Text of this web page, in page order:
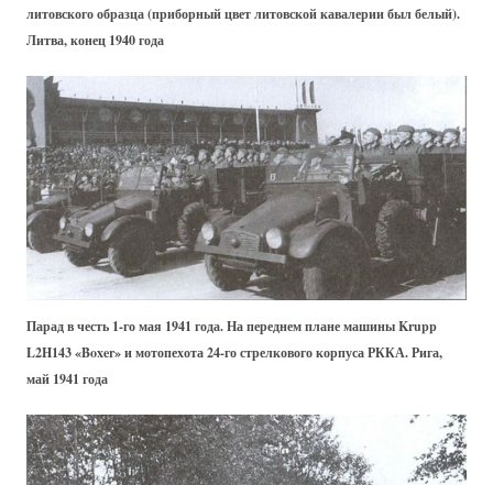
литовского образца (приборный цвет литовской кавалерии был белый).
Литва, конец 1940 года
Парад в честь 1-го мая 1941 года. На переднем плане машины Krupp
L2H143 «Boxer» и мотопехота 24-го стрелкового корпуса РККА. Рига,
май 1941 года